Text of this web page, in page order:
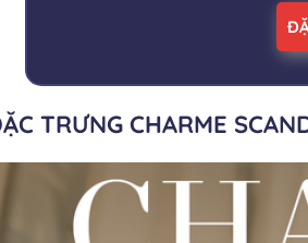
TRƯNG CHARME